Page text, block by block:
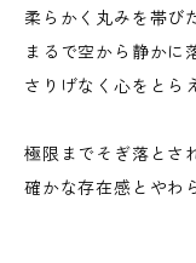
柔らかく丸みを帯び
まるで空から静かに
さりげなく心をとら
極限までそぎ落とさ
確かな存在感とやわ